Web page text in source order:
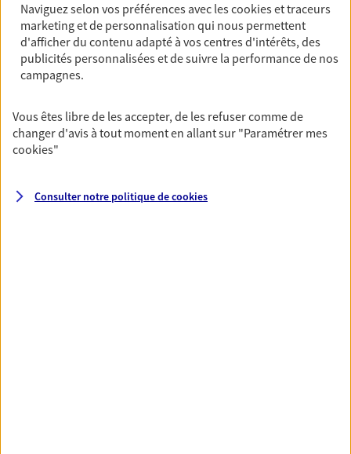
Gagnez en simplicité et en sérénité avec votre
assurance multirisque entreprise. Un contrat
unique pour protéger vos locaux, matériels pro,
équipements et stocks… sans oublier votre
responsabilité civile.
Découvrir l'offre Multirisque Entreprise
DEMANDER UN DEVIS
VOIR TOUTES NOS OFFRES
Naviguez selon vos préférences avec lescookies et traceurs
marketing et de personnalisation qui nous permettent
d'afficher du contenu adapté à vos centres d'intérêts, des
publicités personnalisées et de suivre la performance de nos
campagnes.
Vous êtes libre de les accepter, de les refuser comme de
changer d'avis à tout moment en allant sur "Paramétrer mes
cookies"
Consulter notre politique decookies